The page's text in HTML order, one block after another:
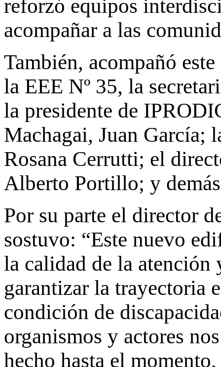
reforzó equipos
acompañar a las
También, acompañó
la EEE Nº 35, la
la presidente de
Machagai, Juan García;
Rosana Cerrutti; el
Alberto Portillo; y
Por su parte el director
sostuvo: “Este nuevo
la calidad de la atención
garantizar la trayectoria
condición de
organismos y actores
hecho hasta el